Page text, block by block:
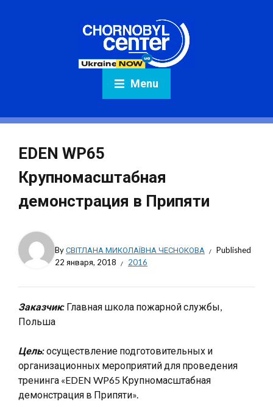
Menu
EDEN WP65
Крупномасштабная
демонстрация в Припяти
ByСВІТЛАНА МИКОЛАЇВНА ЧЕСНОКОВА
Published
22 января, 2018
2016
Заказчик: Главная школа пожарной службы,
Польша
Цель:осуществление подготовительных и
организационных мероприятий для проведения
тренинга «EDEN WP65 Крупномасштабная
демонстрация в Припяти».